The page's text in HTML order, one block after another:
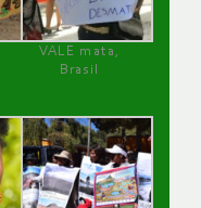
VALE mata,
Brasil